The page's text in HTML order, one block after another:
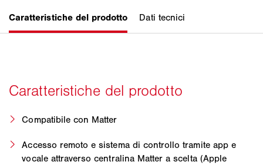
Compatibile con Matter
Accesso remoto e sistema di controllo tramite app e
vocale attraverso centralina Matter a scelta (Apple